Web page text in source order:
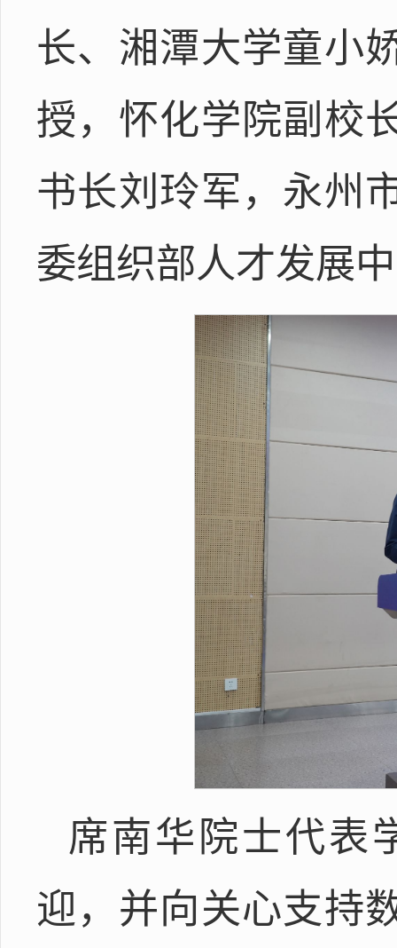
长、湘潭大学童小
授，怀化学院副校
书长刘玲军，永州
委组织部人才发展
席南华院士代表
迎，并向关心支持